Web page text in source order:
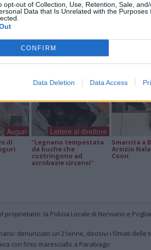
opt-out of Collection, Use, Retention, Sale,
Data that Is Unrelated with the Purposes
CONFIRM
Data Deletion Data Access
non va in ferie:
per te
propone un appuntamento diverso
laboratori creativi, sfide musicali
Auguri
di
Lettere al direttore
“Legnano tempestata
da buche che
costringono ad
acrobazie circensi”
Smarrita a
Arsizio
Coon
proprietario: la Polizia Locale di Nerviano e
denunciato un 21enne, decisivi i filmati delle
con finto maresciallo a Parabiago